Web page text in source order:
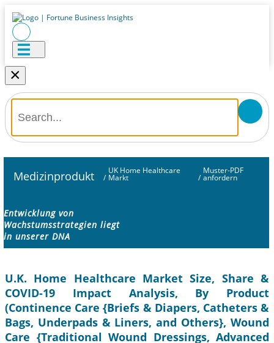
×
Medizinprodukt /
UK Home Healthcare
Markt /
Muster-PDF
anfordern
Entwicklung von
Wachstumsstrategien liegt
in unserer DNA
U.K. Home Healthcare Market Size, Share &
COVID-19 Impact Analysis, By Product
(Continence Care {Briefs & Diapers, Catheters &
Bags, Underpads & Liners, and Others}, Wound
Care {Traditional Wound Dressings, Advanced